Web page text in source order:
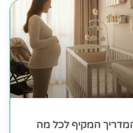
המקיף לכל מה